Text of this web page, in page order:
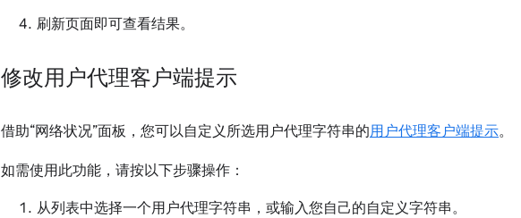
刷新页面即可查看结果。
修改用户代理客户端提示
借助“网络状况”面板，您可以自定义所选用户代理字符串的用户代理客户端提示。
如需使用此功能，请按以下步骤操作：
从列表中选择一个用户代理字符串，或输入您自己的自定义字符串。